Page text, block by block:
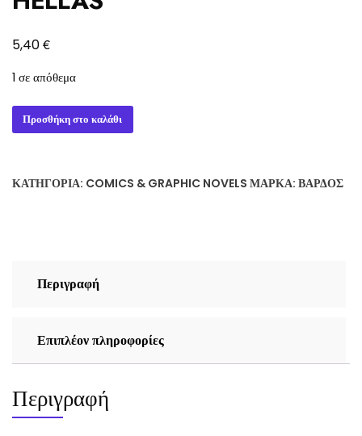
5,40€
1 σε απόθεμα
24
HOURS
HELLAS
Προσθήκη στο καλάθι
ΚΑΤΗΓΟΡΊΑ: COMICS & GRAPHIC NOVELS ΜΆΡΚΑ: ΒΆΡΔΟΣ
Περιγραφή
Επιπλέον πληροφορίες
Περιγραφή